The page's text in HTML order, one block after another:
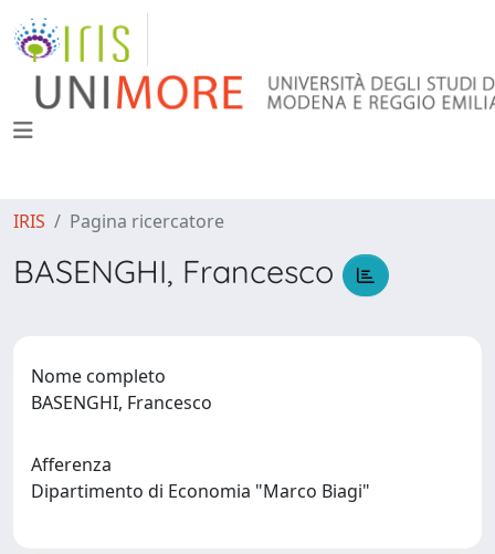
IRIS Pagina ricercatore
BASENGHI, Francesco
Nome completo
BASENGHI, Francesco
Afferenza
Dipartimento di Economia "Marco Biagi"